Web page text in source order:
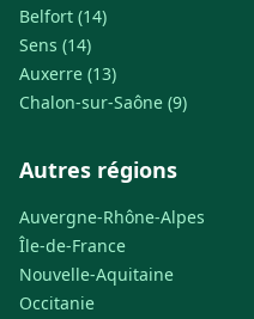
Belfort (14)
Sens (14)
Auxerre (13)
Chalon-sur-Saône (9)
Autres régions
Auvergne-Rhône-Alpes
Île-de-France
Nouvelle-Aquitaine
Occitanie